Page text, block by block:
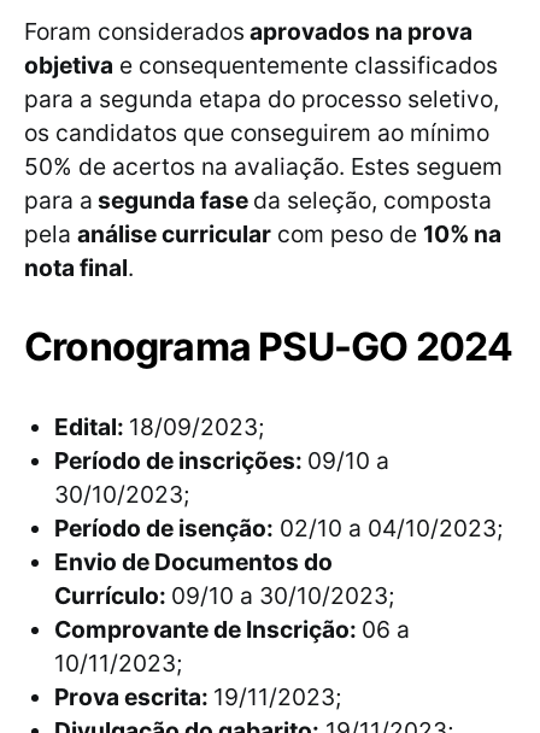
Foram considerados aprovados na prova
objetiva e consequentemente classificados
para a segunda etapa do processo seletivo,
os candidatos que conseguirem ao mínimo
50% de acertos na avaliação. Estes seguem
para a segunda fase da seleção, composta
pela análise curricular com peso de 10% na
nota final.
Cronograma PSU-GO 2024
Edital: 18/09/2023;
Período de inscrições: 09/10 a
30/10/2023;
Período de isenção: 02/10 a 04/10/2023;
Envio de Documentos do
Currículo: 09/10 a 30/10/2023;
Comprovante de Inscrição: 06 a
10/11/2023;
Prova escrita: 19/11/2023;